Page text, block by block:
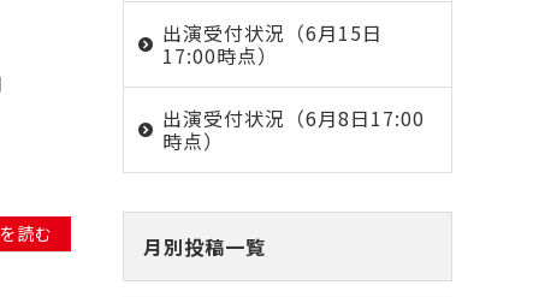
読む
出演受付状況（6月15日
17:00時点）
出演受付状況（6月8日17:00
時点）
月別投稿一覧